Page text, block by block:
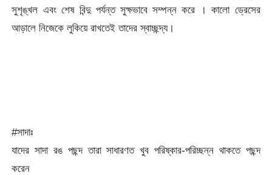
সুশৃঙ্খল এবং শেষ বিন্দু পর্যন্ত সুক্ষভাবে সম্পন্ন করে । কালো ড্রেসের
আড়ালে নিজেকে লুকিয়ে রাখতেই তাদের স্বাচ্ছন্দ্য।
#সাদাঃ
যাদের সাদা রঙ পছন্দ তারা সাধারণত খুব পরিষ্কার-পরিচ্ছন্ন থাকতে পছন্দ
করেন